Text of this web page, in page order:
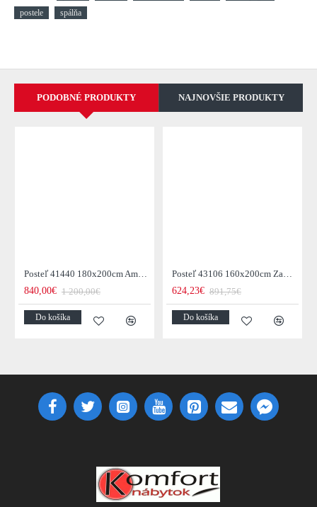
postele
spálňa
PODOBNÉ PRODUKTY NAJNOVŠIE PRODUKTY
Posteľ 41440 180x200cm Amsterdam Zamat Žltá
840,00€ 1 200,00€
Do košíka
Posteľ 43106 160x200cm Zamat Champagne
624,23€ 891,75€
Do košíka